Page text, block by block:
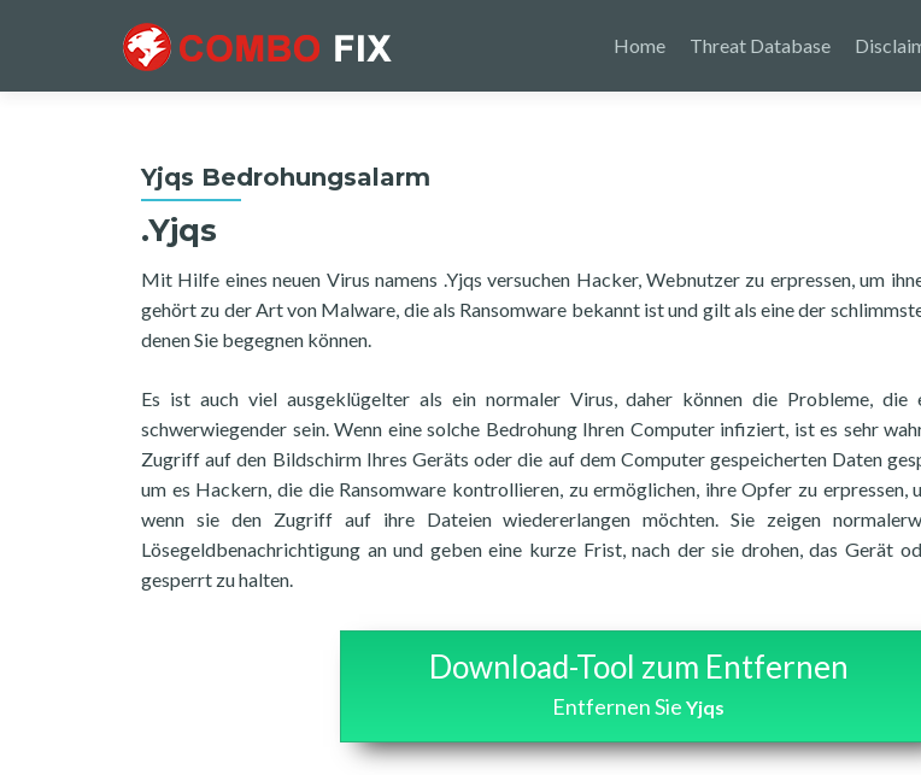
Home Threat Database
Yjqs Bedrohungsalarm
.Yjqs
Mit Hilfe eines neuen Virus namens .Yjqs versuchen Hacker, Webnutzer zu erpressen, um
gehört zu der Art von Malware, die als Ransomware bekannt ist und gilt als eine der
denen Sie begegnen können.
Es ist auch viel ausgeklügelter als ein normaler Virus, daher können die Probleme, die
schwerwiegender sein. Wenn eine solche Bedrohung Ihren Computer infiziert, ist es sehr
Zugriff auf den Bildschirm Ihres Geräts oder die auf dem Computer gespeicherten Daten
um es Hackern, die die Ransomware kontrollieren, zu ermöglichen, ihre Opfer zu erpressen,
wenn sie den Zugriff auf ihre Dateien wiedererlangen möchten. Sie zeigen
Lösegeldbenachrichtigung an und geben eine kurze Frist, nach der sie drohen, das Gerät
gesperrt zu halten.
Download-Tool zum Entfernen
Entfernen Sie Yjqs